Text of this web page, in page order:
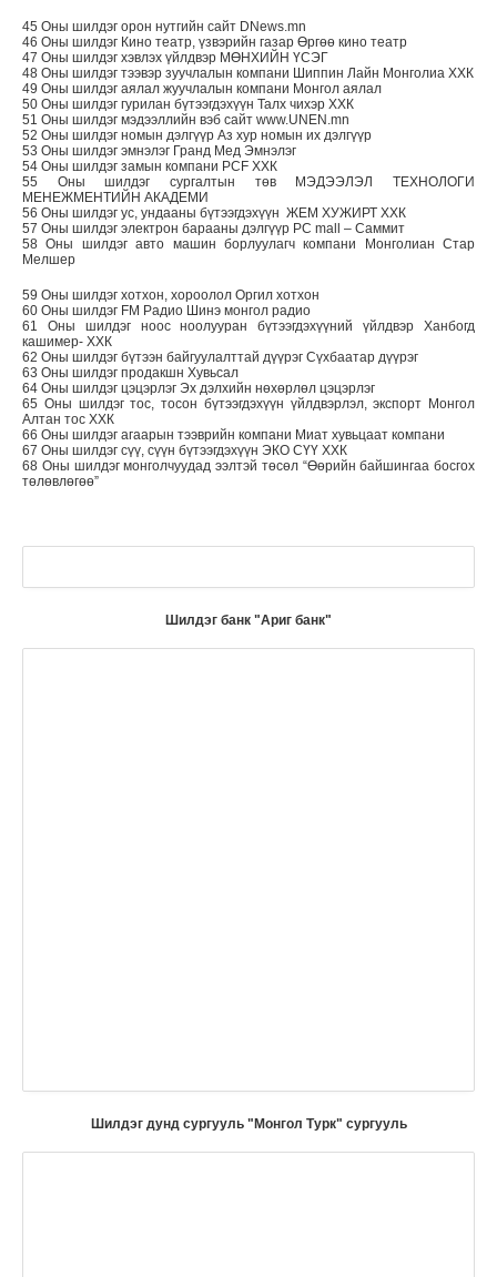
45 Оны шилдэг орон нутгийн сайт DNews.mn
46 Оны шилдэг Кино театр, үзвэрийн газар Өргөө кино театр
47 Оны шилдэг хэвлэх үйлдвэр МӨНХИЙН ҮСЭГ
48 Оны шилдэг тээвэр зуучлалын компани Шиппин Лайн Монголиа ХХК
49 Оны шилдэг аялал жуучлалын компани Монгол аялал
50 Оны шилдэг гурилан бүтээгдэхүүн Талх чихэр ХХК
51 Оны шилдэг мэдээллийн вэб сайт www.UNEN.mn
52 Оны шилдэг номын дэлгүүр Аз хур номын их дэлгүүр
53 Оны шилдэг эмнэлэг Гранд Мед Эмнэлэг
54 Оны шилдэг замын компани PCF ХХК
55 Оны шилдэг сургалтын төв МЭДЭЭЛЭЛ ТЕХНОЛОГИ
МЕНЕЖМЕНТИЙН АКАДЕМИ
56 Оны шилдэг ус, ундааны бүтээгдэхүүн ЖЕМ ХУЖИРТ ХХК
57 Оны шилдэг электрон барааны дэлгүүр PC mall – Саммит
58 Оны шилдэг авто машин борлуулагч компани Монголиан Стар
Мелшер
59 Оны шилдэг хотхон, хороолол Оргил хотхон
60 Оны шилдэг FM Радио Шинэ монгол радио
61 Оны шилдэг ноос ноолууран бүтээгдэхүүний үйлдвэр Ханбогд
кашимер- ХХК
62 Оны шилдэг бүтээн байгуулалттай дүүрэг Сүхбаатар дүүрэг
63 Оны шилдэг продакшн Хувьсал
64 Оны шилдэг цэцэрлэг Эх дэлхийн нөхөрлөл цэцэрлэг
65 Оны шилдэг тос, тосон бүтээгдэхүүн үйлдвэрлэл, экспорт Монгол
Алтан тос ХХК
66 Оны шилдэг агаарын тээврийн компани Миат хувьцаат компани
67 Оны шилдэг сүү, сүүн бүтээгдэхүүн ЭКО СҮҮ ХХК
68 Оны шилдэг монголчуудад ээлтэй төсөл “Өөрийн байшингаа босгох
төлөвлөгөө”
Шилдэг банк "Ариг банк"
Шилдэг дунд сургууль "Монгол Турк" сургууль